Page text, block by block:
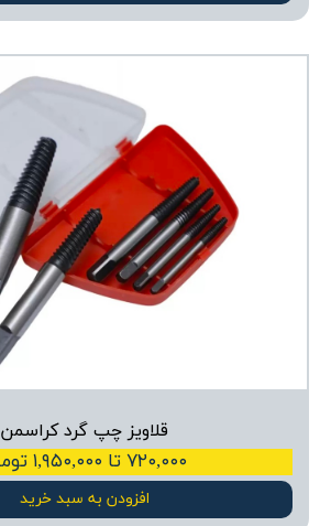
قلاویز چپ گرد کراسمن
۷۲۰,۰۰۰ تا ۱,۹۵۰,۰۰۰ تومان
افزودن به سبد خرید